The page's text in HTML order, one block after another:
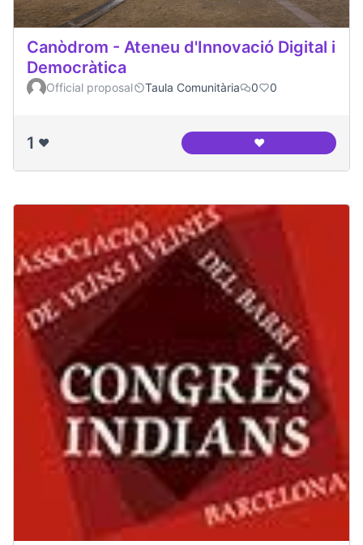
Canòdrom - Ateneu d'Innovació Digital i
Democràtica
Official proposal Taula Comunitària 0 0
1 ❤️ ❤️Canòdrom -